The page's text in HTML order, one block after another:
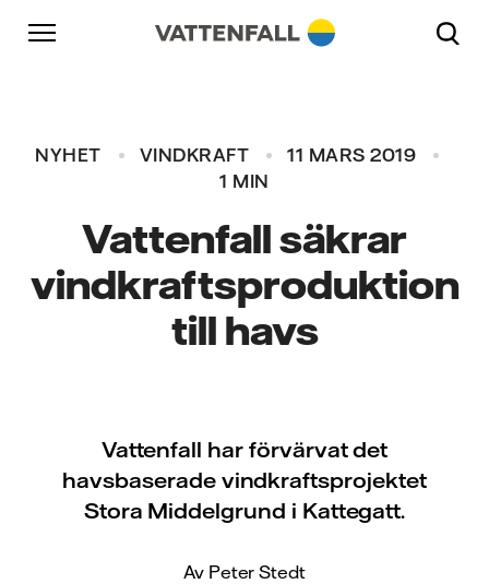
Skip to content
Gå till huvudnavigeringen
Gå till sidfoten
NYHET VINDKRAFT
11 MARS 2019
1 MIN
Vattenfall säkrar
vindkraftsproduktion
till havs
Vattenfall har förvärvat det
havsbaserade vindkraftsprojektet
Stora Middelgrund i Kattegatt.
Av Peter Stedt
Gå till huvudnavigeringen